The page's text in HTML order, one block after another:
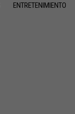
ENTRETENIMIENTO